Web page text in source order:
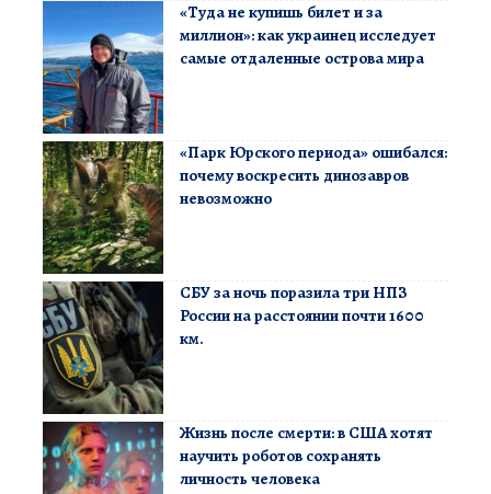
«Туда не купишь билет и за
миллион»: как украинец исследует
самые отдаленные острова мира
«Парк Юрского периода» ошибался:
почему воскресить динозавров
невозможно
СБУ за ночь поразила три НПЗ
России на расстоянии почти 1600
км.
Жизнь после смерти: в США хотят
научить роботов сохранять
личность человека